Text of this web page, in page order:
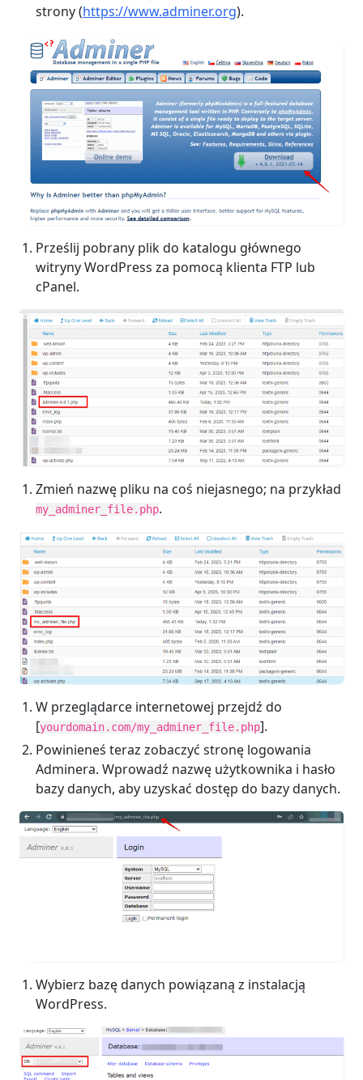
strony (https://www.adminer.org).
Prześlij pobrany plik do katalogu głównego
witryny WordPress za pomocą klienta FTP lub
cPanel.
Zmień nazwę pliku na coś niejasnego; na przykład
my_adminer_file.php.
W przeglądarce internetowej przejdź do
[yourdomain.com/my_adminer_file.php].
Powinieneś teraz zobaczyć stronę logowania
Adminera. Wprowadź nazwę użytkownika i hasło
bazy danych, aby uzyskać dostęp do bazy danych.
Wybierz bazę danych powiązaną z instalacją
WordPress.